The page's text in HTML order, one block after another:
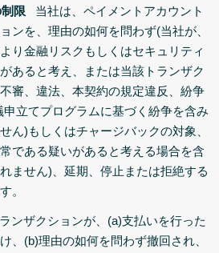
制限 当社は、ペイメントアカウント
ンを、理由の如何を問わず(当社が、
り金融リスクもしくはセキュリティ
あると考え、または当該トランザク
審、違法、本契約の規定違反、紛争
立てプログラムに基づく紛争を含み
ん)もしくはチャージバックの対象、
である疑いがあると考える場合を含
ません)、延期、停止または拒絶する
。
ランザクションが、(a)支払いを行った
、(b)理由の如何を問わず撤回され、